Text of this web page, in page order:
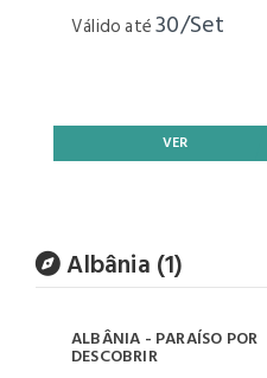
Válido até30/Set
VER
Albânia (1)
ALBÂNIA - PARAÍSO POR
DESCOBRIR